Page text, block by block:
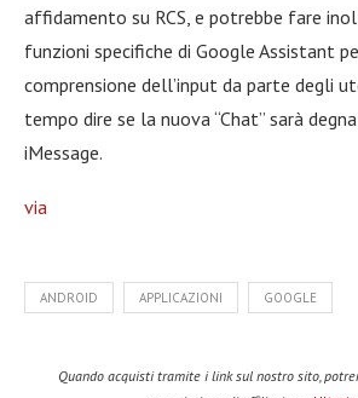
affidamento su RCS, e potrebbe fare
funzioni specifiche di Google Assistant
comprensione dell’input da parte degli
tempo dire se la nuova “Chat” sarà
iMessage.
via
ANDROID APPLICAZIONI GOOGLE
Quando acquisti tramite i link sul nostro sito,